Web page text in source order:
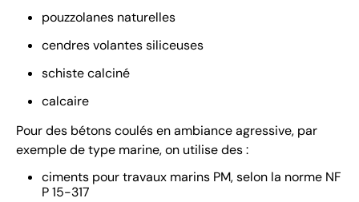
pouzzolanes naturelles
cendres volantes siliceuses
schiste calciné
calcaire
Pour des bétons coulés en ambiance agressive, par
exemple de type marine, on utilise des :
ciments pour travaux marins PM, selon la norme NF
P 15-317